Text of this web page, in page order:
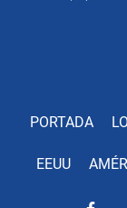
PORTADA
EEUU